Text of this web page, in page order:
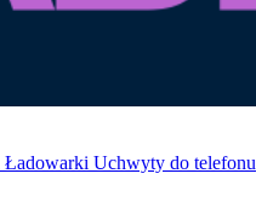
Ładowarki Uchwyty do telefonu